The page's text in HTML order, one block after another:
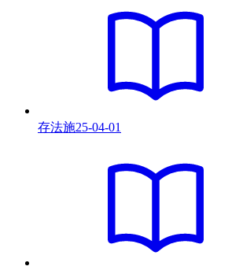
存法施25-04-01